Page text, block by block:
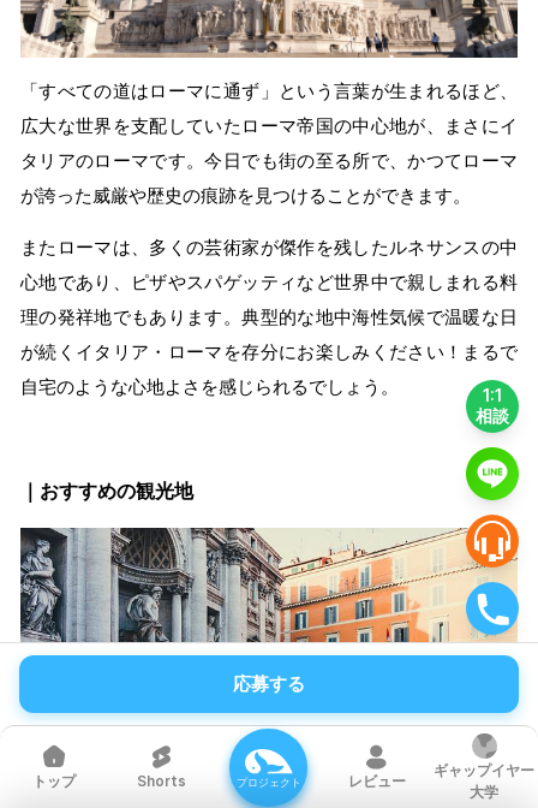
1:1
相談
「すべての道はローマに通ず」という言葉が生まれるほど、
広大な世界を支配していたローマ帝国の中心地が、まさにイ
タリアのローマです。今日でも街の至る所で、かつてローマ
が誇った威厳や歴史の痕跡を見つけることができます。
またローマは、多くの芸術家が傑作を残したルネサンスの中
心地であり、ピザやスパゲッティなど世界中で親しまれる料
理の発祥地でもあります。典型的な地中海性気候で温暖な日
が続くイタリア・ローマを存分にお楽しみください！まるで
自宅のような心地よさを感じられるでしょう。
｜おすすめの観光地
応募する
トップ Shorts プロジェクト レビュー
ギャップイヤー
大学